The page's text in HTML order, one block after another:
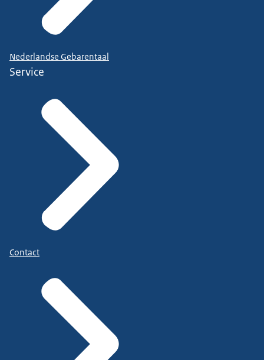
Nederlandse Gebarentaal
Service
Contact